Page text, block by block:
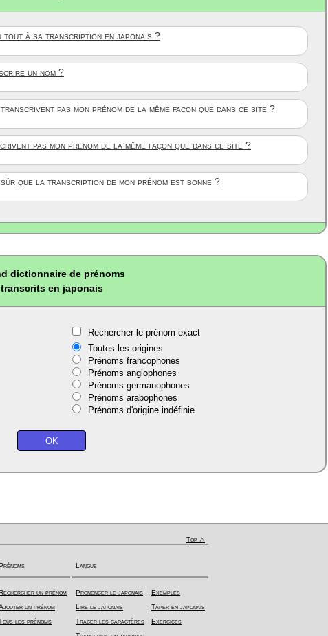
tout à sa transcription en japonais ?
un nom ?
pas mon prénom de la même façon que dans ce site ?
pas mon prénom de la même façon que dans ce site ?
que la transcription de mon prénom est bonne ?
dictionnaire de prénoms
transcrits en japonais
Rechercher le prénom exact
Toutes les origines
Prénoms francophones
Prénoms anglophones
Prénoms germanophones
Prénoms arabophones
Prénoms d'origine indéfinie
Top △
un prénom
un prénom
les prénoms
Langue
Prononcer le japonais
Lire le japonais
Tracer les caractères
Exemples
Taper en japonais
Exercices